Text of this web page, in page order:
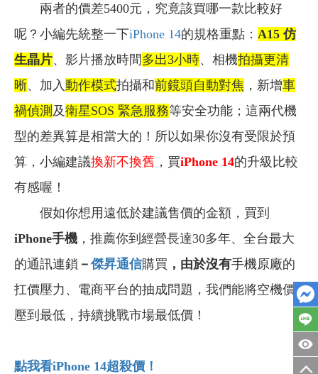
兩者的價差5400元，究竟該買哪一款比較好
呢？小編先統整一下iPhone 14的規格重點： A15 仿
生晶片、影片播放時間多出3小時、相機拍攝更清
晰、加入 動作模式拍攝和前鏡頭自動對焦 ，新增車
禍偵測 及衛星SOS 緊急服務等安全功能；這兩代機
型的差異算是相當大的！所以如果你沒有受限於預
算，小編建議換新不換舊 ，買iPhone 14的升級比較
有感喔！
假如你想用遠低於建議售價的金額，買到
iPhone手機 ，推薦你到經營長達30多年、全台最大
的通訊連鎖 － 傑昇通信購買 ，由於沒有手機原廠的
扛價壓力、電商平台的抽成問題，我們能將空機價
壓到最低，持續挑戰市場最低價！
點我看iPhone 14超殺價！